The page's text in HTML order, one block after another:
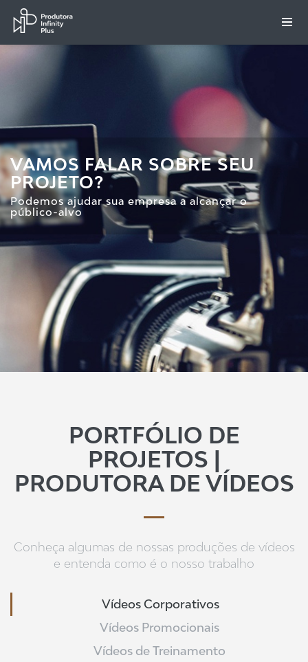
VAMOS FALAR SOBRE SEU
PROJETO?
Podemos ajudar sua empresa a alcançar o
público-alvo
PORTFÓLIO DE
PROJETOS |
PRODUTORA DE VÍDEOS
Conheça algumas de nossas produções de vídeos
e entenda como é o nosso trabalho
Vídeos Corporativos
Vídeos Promocionais
Vídeos de Treinamento